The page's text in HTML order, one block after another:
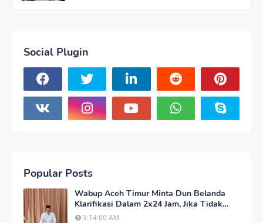
Social Plugin
Popular Posts
Wabup Aceh Timur Minta Dun Belanda
Klarifikasi Dalam 2x24 Jam, Jika Tidak
Akan Tempuh Jalur Hukum
3:14:00 AM